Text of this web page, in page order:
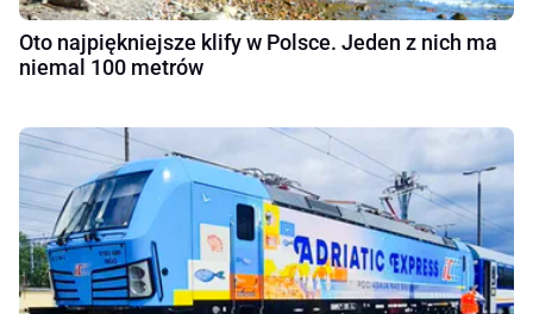
Oto najpiękniejsze klify w Polsce. Jeden z nich ma
niemal 100 metrów